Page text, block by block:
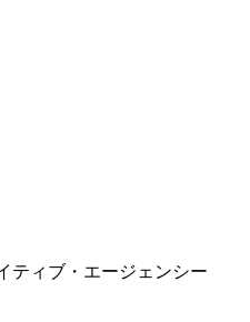
ティブ・エージェンシー